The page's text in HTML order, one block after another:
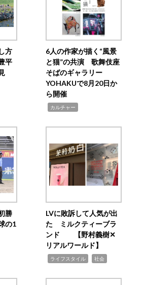
方
平
6人の作家が描く“風景
と猫”の共演 歌舞伎座
そばのギャラリー
YOHAKUで8月20日か
ら開催
カルチャー
勝
の1
LVに敗訴して人気が出
た ミルクティーブラ
ンド 【野村義樹✕
リアルワールド】
ライフスタイル 社会